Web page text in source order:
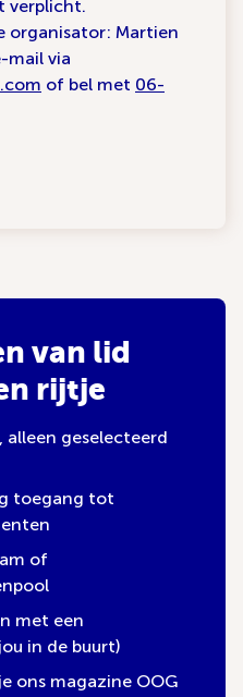
verplicht.
organisator: Martien
mail via
of bel met 06-
van lid
rijtje
geselecteerd
toegang tot
of
met een
in de buurt)
ons magazine OOG